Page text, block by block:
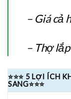
– Giá cả
– Thợ
⭐⭐⭐ 5 LỢI ÍCH
SANG⭐⭐⭐